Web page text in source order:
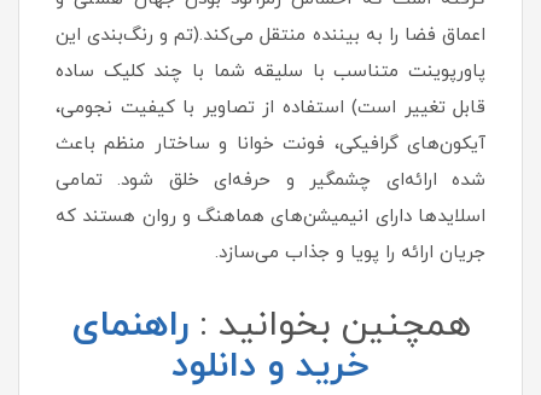
اعماق فضا را به بیننده منتقل می‌کند.(تم و رنگ‌بندی این
پاورپوینت متناسب با سلیقه شما با چند کلیک ساده
قابل تغییر است) استفاده از تصاویر با کیفیت نجومی،
آیکون‌های گرافیکی، فونت خوانا و ساختار منظم باعث
شده ارائه‌ای چشمگیر و حرفه‌ای خلق شود. تمامی
اسلایدها دارای انیمیشن‌های هماهنگ و روان هستند که
جریان ارائه را پویا و جذاب می‌سازد.
همچنین بخوانید :راهنمای
خرید و دانلود